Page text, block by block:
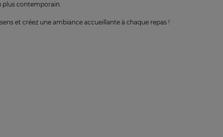
plus contemporain.
et créez une ambiance accueillante à chaque repas !